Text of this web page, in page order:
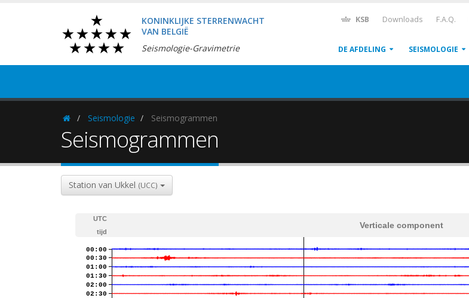
KONINKLIJKE STERRENWACHT
VAN BELGIË
Seismologie-Gravimetrie
KSB Downloads F.A.Q.
DE AFDELING SEISMOLOGIE
HomepageSeismologie Seismogrammen
Seismogrammen
Station van Ukkel (UCC)
UTC
tijd
Verticale component
00:00
00:30
01:00
01:30
02:00
02:30